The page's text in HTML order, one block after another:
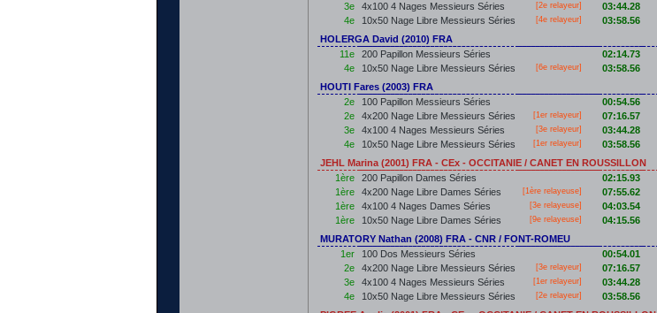
3e 4x100 4 Nages Messieurs Séries [2e relayeur] 03:44.28
4e 10x50 Nage Libre Messieurs Séries [4e relayeur] 03:58.56
HOLERGA David (2010) FRA
11e
200 Papillon Messieurs Séries 02:14.73
4e 10x50 Nage Libre Messieurs Séries [6e relayeur] 03:58.56
HOUTI Fares (2003) FRA
2e
100 Papillon Messieurs Séries 00:54.56
2e 4x200 Nage Libre Messieurs Séries [1er relayeur] 07:16.57
3e 4x100 4 Nages Messieurs Séries [3e relayeur] 03:44.28
4e 10x50 Nage Libre Messieurs Séries [1er relayeur] 03:58.56
JEHL Marina (2001) FRA - CEx - OCCITANIE / CANET EN ROUSSILLON
1ère
200 Papillon Dames Séries 02:15.93
1ère 4x200 Nage Libre Dames Séries [1ère relayeuse] 07:55.62
1ère 4x100 4 Nages Dames Séries [3e relayeuse] 04:03.54
1ère 10x50 Nage Libre Dames Séries [9e relayeuse] 04:15.56
MURATORY Nathan (2008) FRA - CNR / FONT-ROMEU
1er
100 Dos Messieurs Séries 00:54.01
2e 4x200 Nage Libre Messieurs Séries [3e relayeur] 07:16.57
3e 4x100 4 Nages Messieurs Séries [1er relayeur] 03:44.28
4e 10x50 Nage Libre Messieurs Séries [2e relayeur] 03:58.56